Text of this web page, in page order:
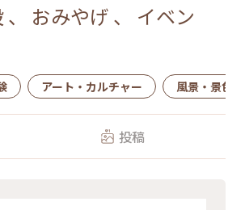
、 おみやげ 、 イベン
アート・カルチャー 風景・景色
投稿